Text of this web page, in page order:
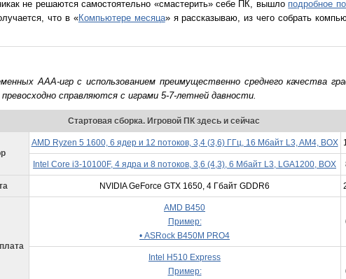
не решаются самостоятельно «смастерить» себе ПК, вышло подробное
что в «Компьютере месяца» я рассказываю, из чего собрать
ААА-игр с использованием преимущественно среднего качества
справляются с играми 5-7-летней давности.
Стартовая сборка. Игровой ПК здесь и сейчас
AMD Ryzen 5 1600, 6 ядер и 12 потоков, 3,4 (3,6) ГГц, 16 Мбайт L3, AM4, BOX
Intel Core i3-10100F, 4 ядра и 8 потоков, 3,6 (4,3), 6 Мбайт L3, LGA1200, BOX
NVIDIA GeForce GTX 1650, 4 Гбайт GDDR6
AMD B450
Пример:
• ASRock B450M PRO4
Intel H510 Express
Пример: